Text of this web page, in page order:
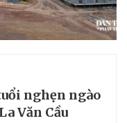
nghẹn ngào
Văn Cầu